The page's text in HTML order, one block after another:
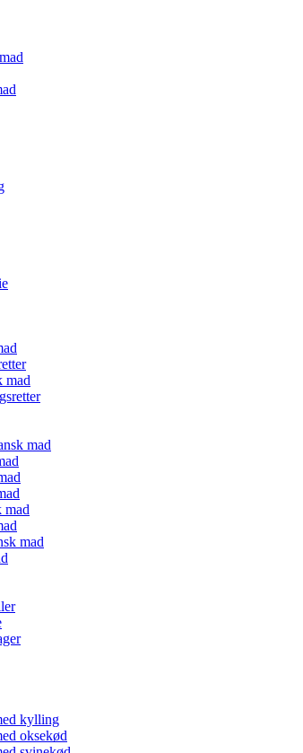
mad
mad
mad
mad
kylling
oksekød